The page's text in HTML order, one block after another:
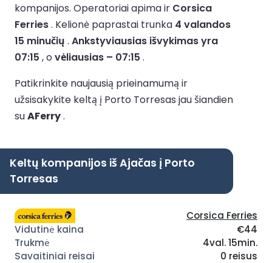
kompanijos. Operatoriai apima ir Corsica
Ferries. Kelionė paprastai trunka 4 valandos
15 minučių . Ankstyviausias išvykimas yra
07:15 , o vėliausias – 07:15 .
Patikrinkite naujausią prieinamumą ir
užsisakykite keltą į Porto Torresas jau šiandien
suAFerry.
Keltų kompanijos iš Ajačas į Porto
Torresas
Corsica Ferries
€44
4val. 15min.
0 reisus